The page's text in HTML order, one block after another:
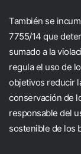
También se
7755/14 que
sumado a la
regula el uso de
objetivos reducir
conservación de
responsable del
sostenible de los